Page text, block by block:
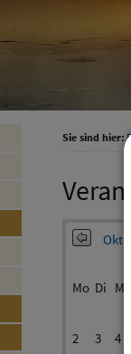
Sie sind hier:
Mo Di Mi
2
3 4